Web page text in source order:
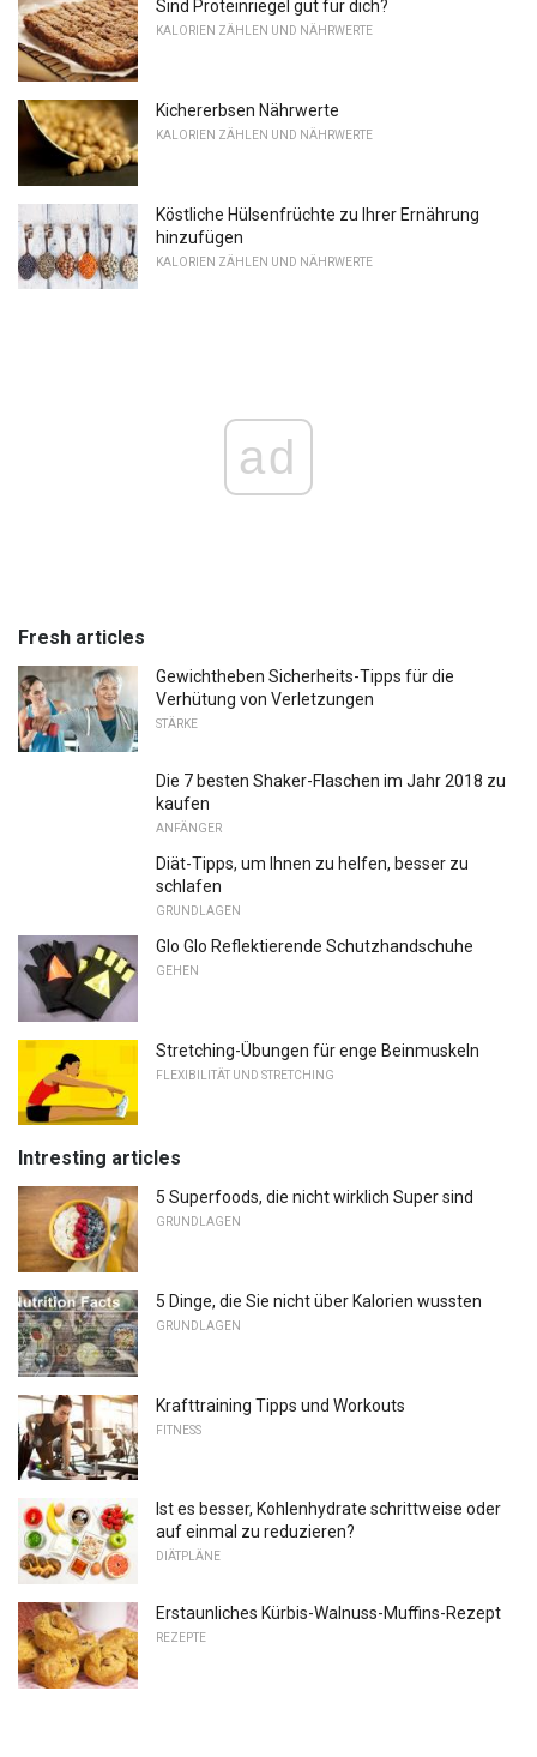
Sind Proteinriegel gut für dich?
KALORIEN ZÄHLEN UND NÄHRWERTE
Kichererbsen Nährwerte
KALORIEN ZÄHLEN UND NÄHRWERTE
Köstliche Hülsenfrüchte zu Ihrer Ernährung
hinzufügen
KALORIEN ZÄHLEN UND NÄHRWERTE
ad
Fresh articles
Gewichtheben Sicherheits-Tipps für die
Verhütung von Verletzungen
STÄRKE
Die 7 besten Shaker-Flaschen im Jahr 2018 zu
kaufen
ANFÄNGER
Diät-Tipps, um Ihnen zu helfen, besser zu
schlafen
GRUNDLAGEN
Glo Glo Reflektierende Schutzhandschuhe
GEHEN
Stretching-Übungen für enge Beinmuskeln
FLEXIBILITÄT UND STRETCHING
Intresting articles
5 Superfoods, die nicht wirklich Super sind
GRUNDLAGEN
5 Dinge, die Sie nicht über Kalorien wussten
GRUNDLAGEN
Krafttraining Tipps und Workouts
FITNESS
Ist es besser, Kohlenhydrate schrittweise oder
auf einmal zu reduzieren?
DIÄTPLÄNE
Erstaunliches Kürbis-Walnuss-Muffins-Rezept
REZEPTE